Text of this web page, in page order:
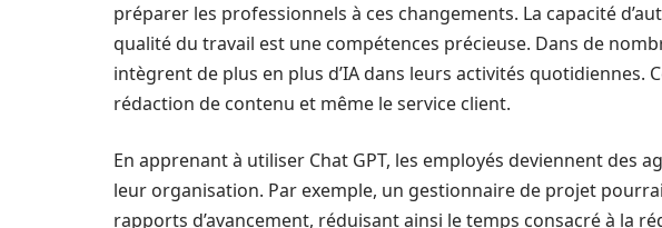
préparer les professionnels à ces changements. La capacité
qualité du travail est une compétences précieuse. Dans de
intègrent de plus en plus d’IA dans leurs activités quotidiennes.
rédaction de contenu et même le service client.
En apprenant à utiliser Chat GPT, les employés deviennent des
leur organisation. Par exemple, un gestionnaire de projet
rapports d’avancement, réduisant ainsi le temps consacré à la